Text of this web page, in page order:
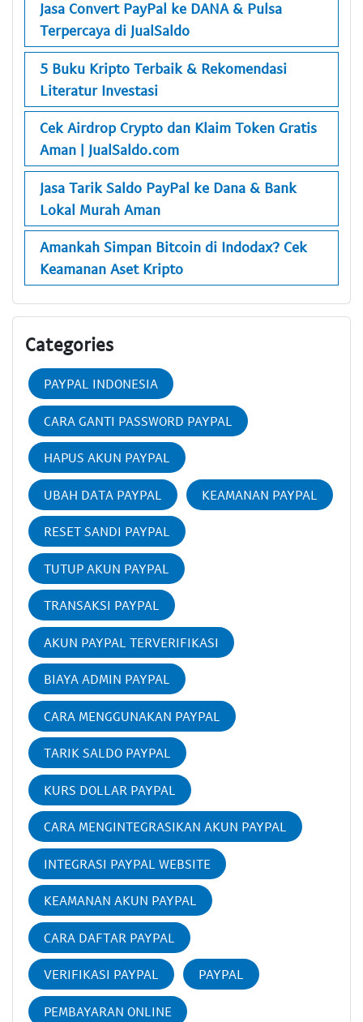
Jasa Convert PayPal ke DANA & Pulsa
Terpercaya di JualSaldo
5 Buku Kripto Terbaik & Rekomendasi
Literatur Investasi
Cek Airdrop Crypto dan Klaim Token Gratis
Aman | JualSaldo.com
Jasa Tarik Saldo PayPal ke Dana & Bank
Lokal Murah Aman
Amankah Simpan Bitcoin di Indodax? Cek
Keamanan Aset Kripto
Categories
PAYPAL INDONESIA
CARA GANTI PASSWORD PAYPAL
HAPUS AKUN PAYPAL
UBAH DATA PAYPAL KEAMANAN PAYPAL
RESET SANDI PAYPAL
TUTUP AKUN PAYPAL
TRANSAKSI PAYPAL
AKUN PAYPAL TERVERIFIKASI
BIAYA ADMIN PAYPAL
CARA MENGGUNAKAN PAYPAL
TARIK SALDO PAYPAL
KURS DOLLAR PAYPAL
CARA MENGINTEGRASIKAN AKUN PAYPAL
INTEGRASI PAYPAL WEBSITE
KEAMANAN AKUN PAYPAL
CARA DAFTAR PAYPAL
VERIFIKASI PAYPAL PAYPAL
PEMBAYARAN ONLINE